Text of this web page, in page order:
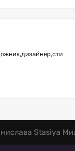
Stasiya